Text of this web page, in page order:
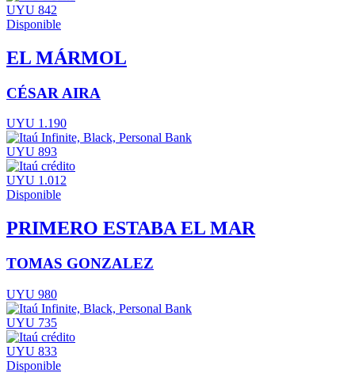
UYU 842
Disponible
EL MÁRMOL
CÉSAR AIRA
UYU 1.190
UYU 893
UYU 1.012
Disponible
PRIMERO ESTABA EL MAR
TOMAS GONZALEZ
UYU 980
UYU 735
UYU 833
Disponible